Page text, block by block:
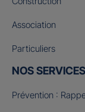
Association
Particuliers
NOS SERVICES
Prévention :